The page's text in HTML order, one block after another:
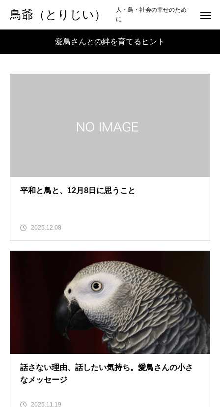
鳥爺（とりじい）
人・鳥・社会の幸せのため
に
愛鳥さんとの絆を育てるヒント
平和と鳥と、12月8日に思うこと
2025.12.08
話さない理由、話したい気持ち。愛鳥さんの小さ
なメッセージ
2025.11.19